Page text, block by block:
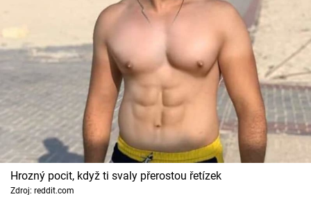
Hrozný pocit, když ti svaly přerostou řetízek
Zdroj: reddit.com